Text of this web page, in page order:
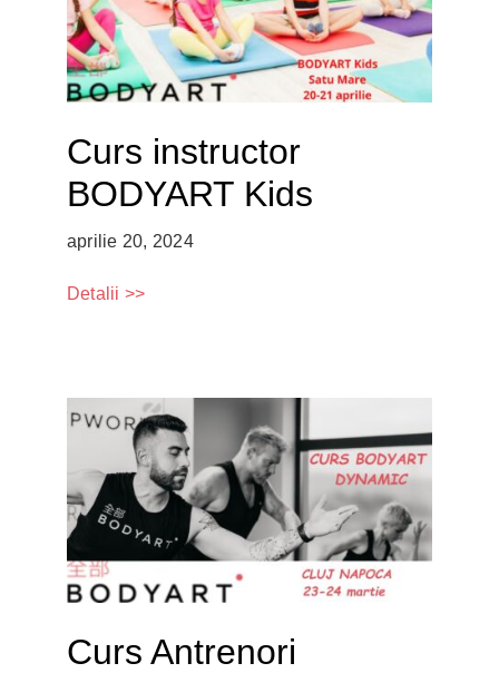
Curs instructor
BODYART Kids
aprilie 20, 2024
Detalii >>
Curs Antrenori